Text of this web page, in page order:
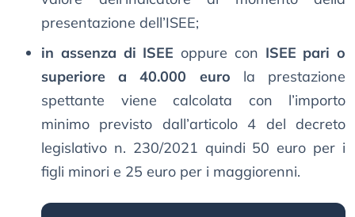
presentazione dell’ISEE;
in assenza di ISEE oppure con ISEE pari o
superiore a 40.000 euro la prestazione
spettante viene calcolata con l’importo
minimo previsto dall’articolo 4 del decreto
legislativo n. 230/2021 quindi 50 euro per i
figli minori e 25 euro per i maggiorenni.